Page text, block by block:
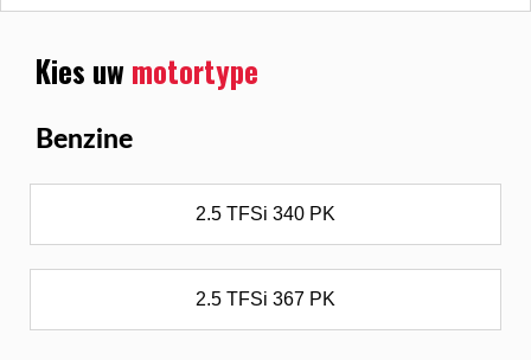
Kies uwmotortype
Benzine
2.5 TFSi 340 PK
2.5 TFSi 367 PK